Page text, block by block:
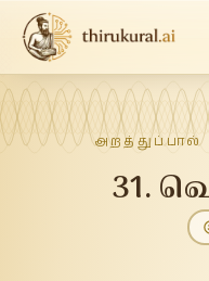
அறத்துப்பால்
31.